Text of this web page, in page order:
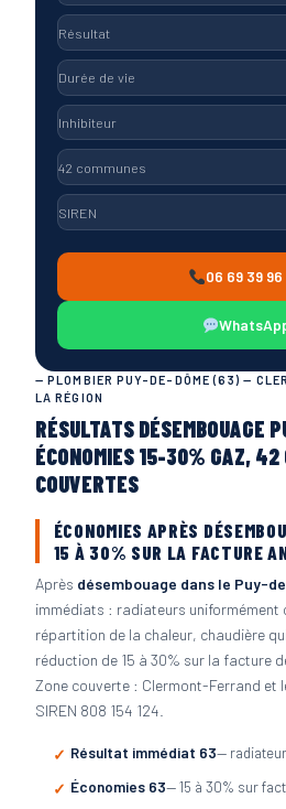
— PLOMBIER PUY-DE-DÔME (63) —
LA RÉGION
RÉSULTATS DÉSEMBOUAGE
ÉCONOMIES 15-30% GAZ, 42
COUVERTES
ÉCONOMIES APRÈS
15 À 30% SUR LA FACTURE
Après désembouage dans le Puy-
immédiats : radiateurs uniformément
répartition de la chaleur, chaudière
réduction de 15 à 30% sur la facture
Zone couverte : Clermont-Ferrand et
SIREN 808 154 124.
Résultat immédiat 63—
Économies 63— 15 à 30% sur
Résultat
Durée de vie
Inhibiteur
42 communes
SIREN
06 69 39